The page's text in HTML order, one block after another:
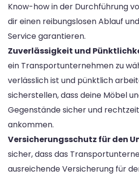
Know-how in der Durchführung
dir einen reibungslosen Ablauf
Service garantieren.
Zuverlässigkeit und
ein Transportunternehmen zu
verlässlich ist und pünktlich
sicherstellen, dass deine Möbel
Gegenstände sicher und
ankommen.
Versicherungsschutz für den
sicher, dass das
ausreichende Versicherung für